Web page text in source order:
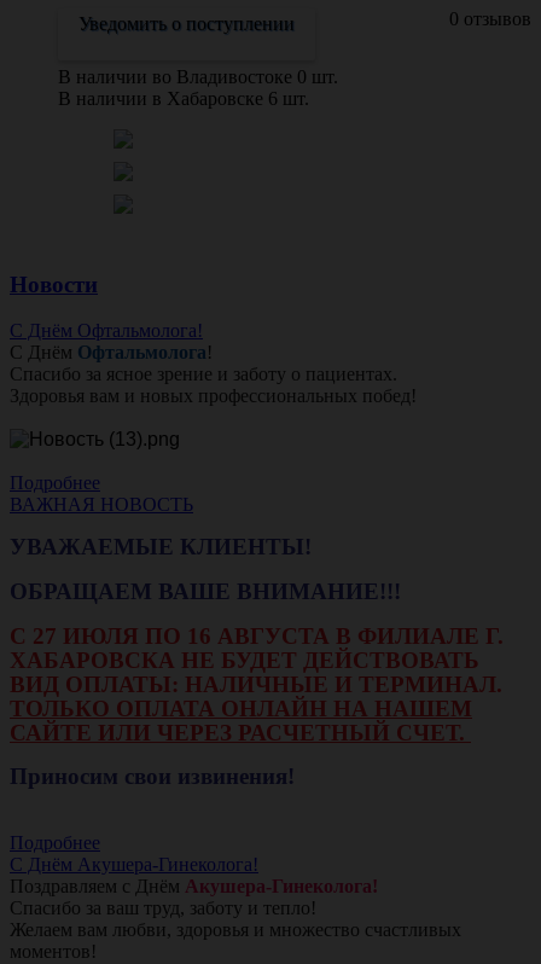
0 отзывов
Уведомить о поступлении
В наличии во Владивостоке 0 шт.
В наличии в Хабаровске 6 шт.
Новости
С Днём Офтальмолога!
С Днём Офтальмолога!
Спасибо за ясное зрение и заботу о пациентах.
Здоровья вам и новых профессиональных побед!
Подробнее
ВАЖНАЯ НОВОСТЬ
УВАЖАЕМЫЕ КЛИЕНТЫ!
ОБРАЩАЕМ ВАШЕ ВНИМАНИЕ!!!
С 27 ИЮЛЯ ПО 16 АВГУСТА В ФИЛИАЛЕ Г.
ХАБАРОВСКА НЕ БУДЕТ ДЕЙСТВОВАТЬ
ВИД ОПЛАТЫ: НАЛИЧНЫЕ И ТЕРМИНАЛ.
ТОЛЬКО ОПЛАТА ОНЛАЙН НА НАШЕМ
САЙТЕ ИЛИ ЧЕРЕЗ РАСЧЕТНЫЙ СЧЕТ.
Приносим свои извинения!
Подробнее
С Днём Акушера-Гинеколога!
Поздравляем с Днём Акушера-Гинеколога!
Спасибо за ваш труд, заботу и тепло!
Желаем вам любви, здоровья и множество счастливых
моментов!